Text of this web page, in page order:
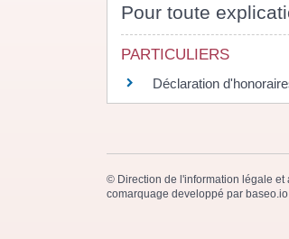
Pour toute
PARTICULIERS
Déclaration
© Direction de l'information légale et
comarquage developpé par baseo.io